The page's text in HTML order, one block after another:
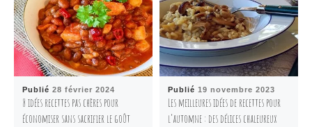
Publié28 février 2024
8 idées recettes pas chères pour
économiser sans sacrifier le goût
Publié19 novembre 2023
Les meilleures idées de recettes pour
l’automne : des délices chaleureux